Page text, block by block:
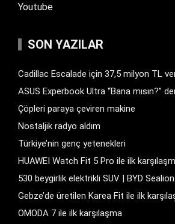
Youtube
SON YAZILAR
Cadillac Escalade için 37,5 milyon TL
ASUS Experbook Ultra “Bana mısın?”
Çöpleri paraya çeviren makine
Nostaljik radyo aldım
Türkiye’nin genç yetenekleri
HUAWEI Watch Fit 5 Pro ile ilk
530 beygirlik elektrikli SUV | BYD
Gebze’de üretilen Karea Fit ile ilk
OMODA 7 ile ilk karşılaşma